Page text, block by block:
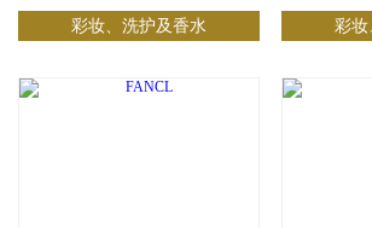
彩妆、洗护及香水 彩妆